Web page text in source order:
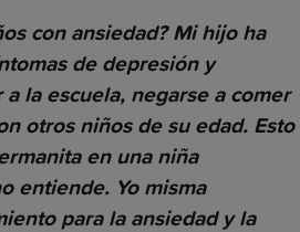
con ansiedad? Mi hijo ha
de depresión y
la escuela, negarse a comer
otros niños de su edad. Esto
en una niña
entiende. Yo misma
para la ansiedad y la